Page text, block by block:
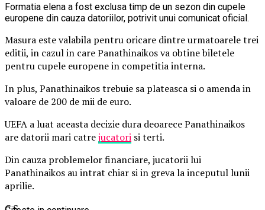
Formatia elena a fost exclusa timp de un sezon din cupele
europene din cauza datoriilor, potrivit unui comunicat oficial.
Masura este valabila pentru oricare dintre urmatoarele trei
editii, in cazul in care Panathinaikos va obtine biletele
pentru cupele europene in competitia interna.
In plus, Panathinaikos trebuie sa plateasca si o amenda in
valoare de 200 de mii de euro.
UEFA a luat aceasta decizie dura deoarece Panathinaikos
are datorii mari catrejucatori si terti.
Din cauza problemelor financiare, jucatorii lui
Panathinaikos au intrat chiar si in greva la inceputul lunii
aprilie.